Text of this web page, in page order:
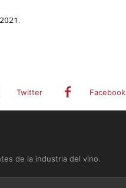
Twitter Facebook
de la industria del vino.